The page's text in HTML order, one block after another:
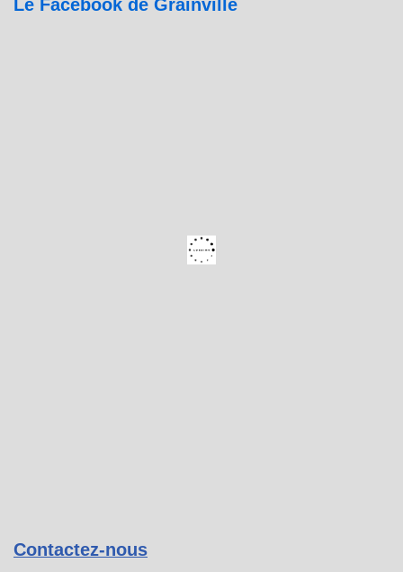
Le Facebook de Grainville
Contactez-nous